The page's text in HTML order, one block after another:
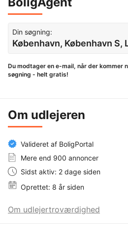
Din søgning:
København, København S,
Du modtager en e-mail, når der kommer
søgning - helt gratis!
Om udlejeren
Valideret af BoligPortal
Mere end 900 annoncer
Sidst aktiv: 2 dage siden
Oprettet: 8 år siden
Om udlejertroværdighed